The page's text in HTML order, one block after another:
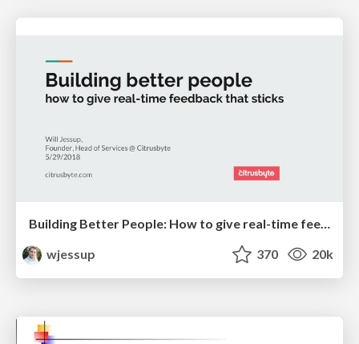
wjessup
370 20k